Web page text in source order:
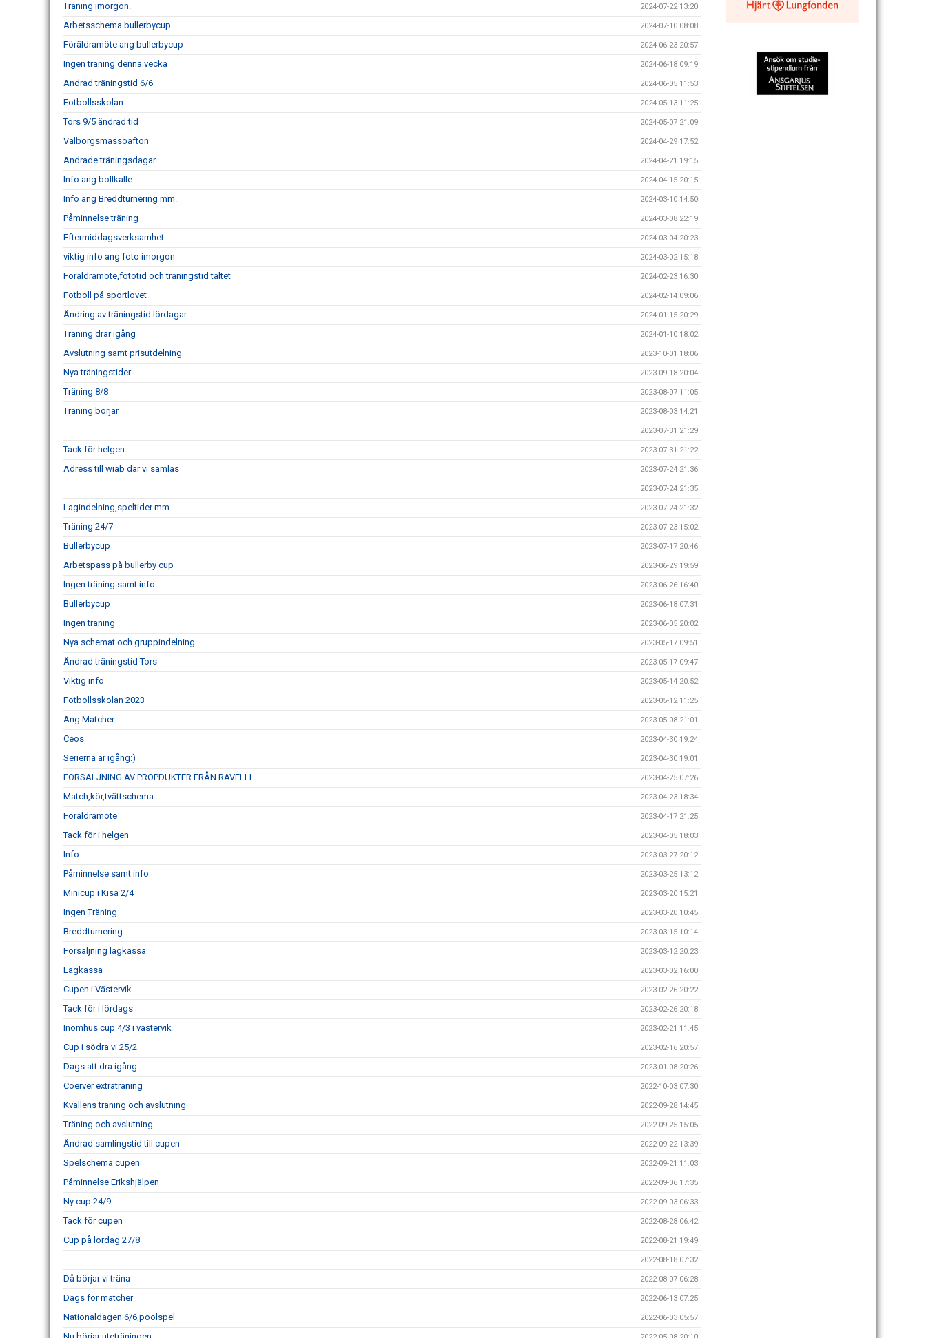
Träning imorgon. 2024-07-22 13:20
Arbetsschema bullerbycup 2024-07-10 08:08
Föräldramöte ang bullerbycup 2024-06-23 20:57
Ingen träning denna vecka 2024-06-18 09:19
Ändrad träningstid 6/6 2024-06-05 11:53
Fotbollsskolan 2024-05-13 11:25
Tors 9/5 ändrad tid 2024-05-07 21:09
Valborgsmässoafton 2024-04-29 17:52
Ändrade träningsdagar. 2024-04-21 19:15
Info ang bollkalle 2024-04-15 20:15
Info ang Breddturnering mm. 2024-03-10 14:50
Påminnelse träning 2024-03-08 22:19
Eftermiddagsverksamhet 2024-03-04 20:23
viktig info ang foto imorgon 2024-03-02 15:18
Föräldramöte,fototid och träningstid tältet 2024-02-23 16:30
Fotboll på sportlovet 2024-02-14 09:06
Ändring av träningstid lördagar 2024-01-15 20:29
Träning drar igång 2024-01-10 18:02
Avslutning samt prisutdelning 2023-10-01 18:06
Nya träningstider 2023-09-18 20:04
Träning 8/8 2023-08-07 11:05
Träning börjar 2023-08-03 14:21
2023-07-31 21:29
Tack för helgen 2023-07-31 21:22
Adress till wiab där vi samlas 2023-07-24 21:36
2023-07-24 21:35
Lagindelning,speltider mm 2023-07-24 21:32
Träning 24/7 2023-07-23 15:02
Bullerbycup 2023-07-17 20:46
Arbetspass på bullerby cup 2023-06-29 19:59
Ingen träning samt info 2023-06-26 16:40
Bullerbycup 2023-06-18 07:31
Ingen träning 2023-06-05 20:02
Nya schemat och gruppindelning 2023-05-17 09:51
Ändrad träningstid Tors 2023-05-17 09:47
Viktig info 2023-05-14 20:52
Fotbollsskolan 2023 2023-05-12 11:25
Ang Matcher 2023-05-08 21:01
Ceos 2023-04-30 19:24
Serierna är igång:) 2023-04-30 19:01
FÖRSÄLJNING AV PROPDUKTER FRÅN RAVELLI 2023-04-25 07:26
Match,kör,tvättschema 2023-04-23 18:34
Föräldramöte 2023-04-17 21:25
Tack för i helgen 2023-04-05 18:03
Info 2023-03-27 20:12
Påminnelse samt info 2023-03-25 13:12
Minicup i Kisa 2/4 2023-03-20 15:21
Ingen Träning 2023-03-20 10:45
Breddturnering 2023-03-15 10:14
Försäljning lagkassa 2023-03-12 20:23
Lagkassa 2023-03-02 16:00
Cupen i Västervik 2023-02-26 20:22
Tack för i lördags 2023-02-26 20:18
Inomhus cup 4/3 i västervik 2023-02-21 11:45
Cup i södra vi 25/2 2023-02-16 20:57
Dags att dra igång 2023-01-08 20:26
Coerver extraträning 2022-10-03 07:30
Kvällens träning och avslutning 2022-09-28 14:45
Träning och avslutning 2022-09-25 15:05
Ändrad samlingstid till cupen 2022-09-22 13:39
Spelschema cupen 2022-09-21 11:03
Påminnelse Erikshjälpen 2022-09-06 17:35
Ny cup 24/9 2022-09-03 06:33
Tack för cupen 2022-08-28 06:42
Cup på lördag 27/8 2022-08-21 19:49
2022-08-18 07:32
Då börjar vi träna 2022-08-07 06:28
Dags för matcher 2022-06-13 07:25
Nationaldagen 6/6,poolspel 2022-06-03 05:57